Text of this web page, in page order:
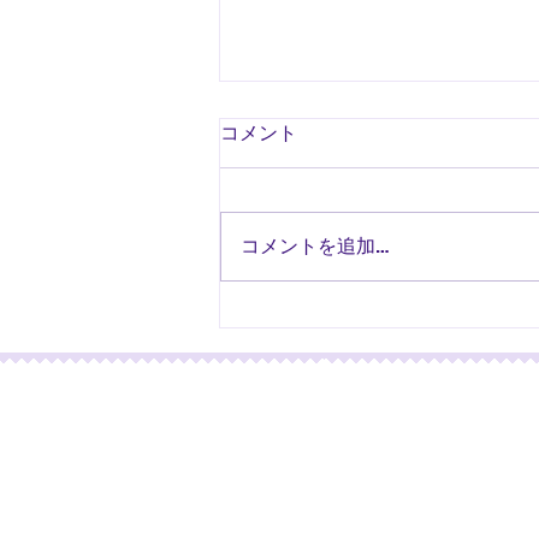
本日のプレゼント🎁Cadeau
du jour
コメント
コメントを追加…